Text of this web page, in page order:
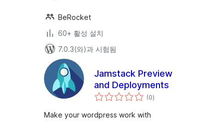
BeRocket
60+ 활성 설치
7.0.3(와)과 시험됨
Jamstack Preview
and Deployments
(0전
체)
Make your wordpress work with